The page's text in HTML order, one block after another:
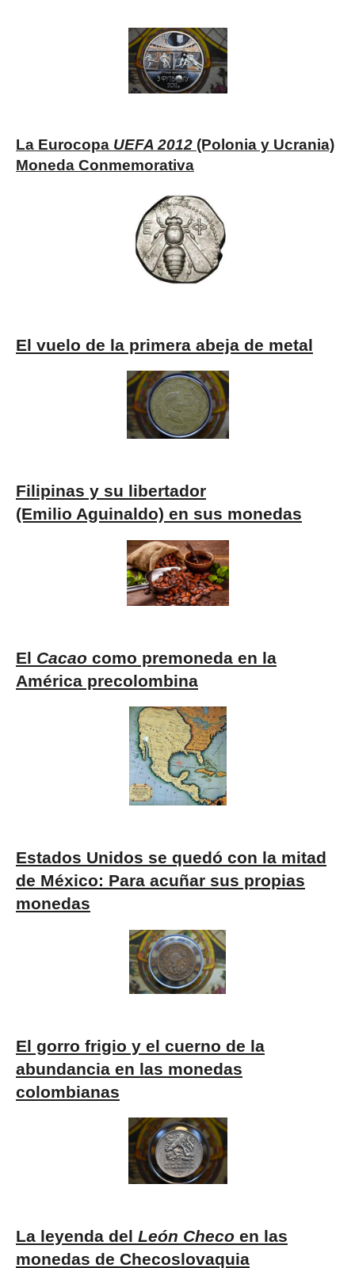
La Eurocopa UEFA 2012 (Polonia y Ucrania)
Moneda Conmemorativa
El vuelo de la primera abeja de metal
Filipinas y su libertador
(Emilio Aguinaldo) en sus monedas
El Cacao como premoneda en la
América precolombina
Estados Unidos se quedó con la mitad
de México: Para acuñar sus propias
monedas
El gorro frigio y el cuerno de la
abundancia en las monedas
colombianas
La leyenda del León Checo en las
monedas de Checoslovaquia